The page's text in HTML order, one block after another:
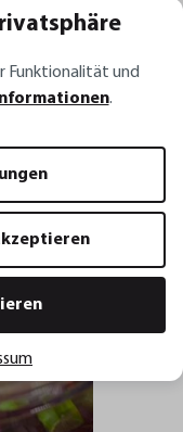
und
Rezepte
Funktionalität und
.